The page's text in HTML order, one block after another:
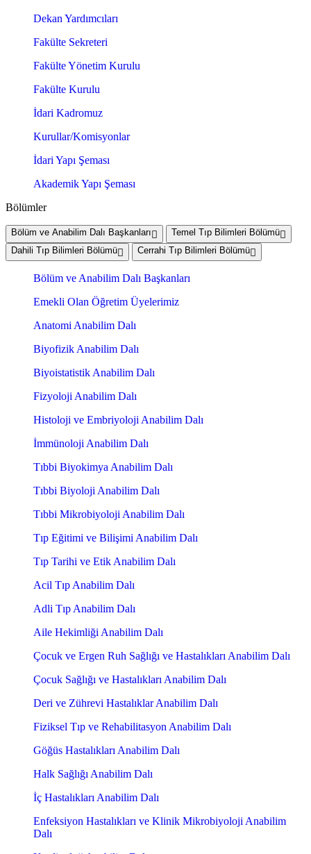
Dekan Yardımcıları
Fakülte Sekreteri
Fakülte Yönetim Kurulu
Fakülte Kurulu
İdari Kadromuz
Kurullar/Komisyonlar
İdari Yapı Şeması
Akademik Yapı Şeması
Bölümler
Bölüm ve Anabilim Dalı Başkanları
Temel Tıp Bilimleri Bölümü
Dahili Tıp Bilimleri Bölümü
Cerrahi Tıp Bilimleri Bölümü
Bölüm ve Anabilim Dalı Başkanları
Emekli Olan Öğretim Üyelerimiz
Anatomi Anabilim Dalı
Biyofizik Anabilim Dalı
Biyoistatistik Anabilim Dalı
Fizyoloji Anabilim Dalı
Histoloji ve Embriyoloji Anabilim Dalı
İmmünoloji Anabilim Dalı
Tıbbi Biyokimya Anabilim Dalı
Tıbbi Biyoloji Anabilim Dalı
Tıbbi Mikrobiyoloji Anabilim Dalı
Tıp Eğitimi ve Bilişimi Anabilim Dalı
Tıp Tarihi ve Etik Anabilim Dalı
Acil Tıp Anabilim Dalı
Adli Tıp Anabilim Dalı
Aile Hekimliği Anabilim Dalı
Çocuk ve Ergen Ruh Sağlığı ve Hastalıkları Anabilim Dalı
Çocuk Sağlığı ve Hastalıkları Anabilim Dalı
Deri ve Zührevi Hastalıklar Anabilim Dalı
Fiziksel Tıp ve Rehabilitasyon Anabilim Dalı
Göğüs Hastalıkları Anabilim Dalı
Halk Sağlığı Anabilim Dalı
İç Hastalıkları Anabilim Dalı
Enfeksiyon Hastalıkları ve Klinik Mikrobiyoloji Anabilim
Dalı